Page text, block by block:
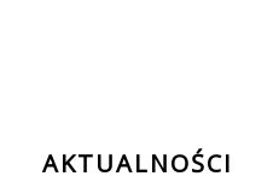
AKTUALNOŚCI